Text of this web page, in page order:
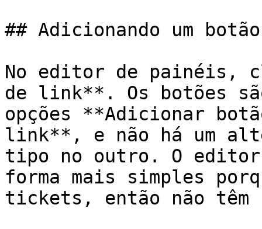
## Adicionando um
No editor de painéis,
de link**. Os botões
opções **Adicionar
link**, e não há um
tipo no outro. O editor
forma mais simples
tickets, então não têm